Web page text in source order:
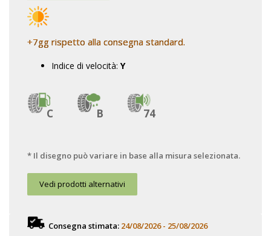
+7gg rispetto alla consegna standard.
Indice di velocità: Y
C B 74
* Il disegno può variare in base alla misura selezionata.
Vedi prodotti alternativi
Consegna stimata: 24/08/2026 - 25/08/2026